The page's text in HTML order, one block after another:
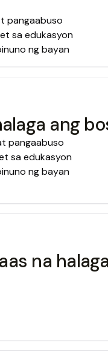
pangaabuso
sa edukasyon
ng bayan
ang
pangaabuso
sa edukasyon
ng bayan
na halaga